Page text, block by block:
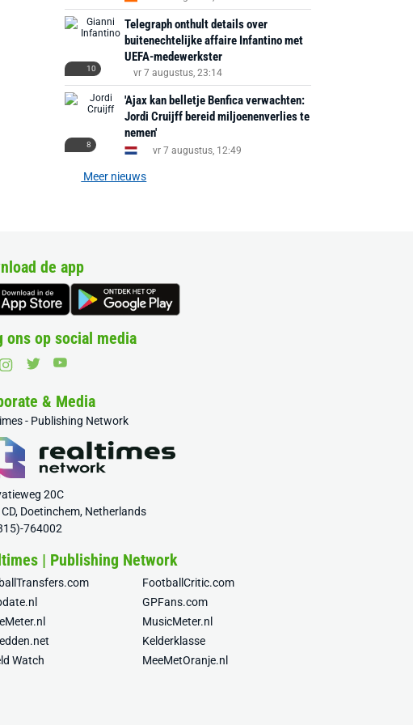
10
Telegraph onthult details over
buitenechtelijke affaire Infantino met
UEFA-medewerkster
vr 7 augustus, 23:14
8
'Ajax kan belletje Benfica verwachten:
Jordi Cruijff bereid miljoenenverlies te
nemen'
vr 7 augustus, 12:49
Meer nieuws
de app
ons op social media
& Media
- Publishing Network
20C
Doetinchem, Netherlands
764002
| Publishing Network
FootballCritic.com
GPFans.com
MusicMeter.nl
Kelderklasse
Watch
MeeMetOranje.nl